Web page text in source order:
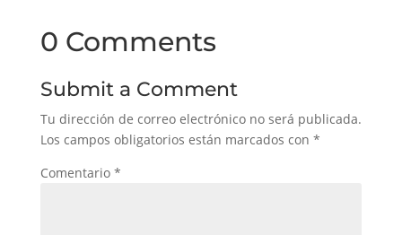
0 Comments
Submit a Comment
Tu dirección de correo electrónico no será publicada.
Los campos obligatorios están marcados con *
Comentario *